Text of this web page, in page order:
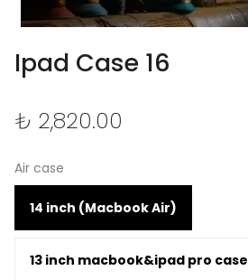
Ipad Case 16
₺ 2,820.00
Air case
14 inch (Macbook Air)
13 inch macbook&ipad pro case